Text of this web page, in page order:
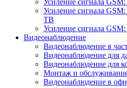
Усиление сигнала
Усиление сигнала
ТВ
Усиление сигнала GSM:
Видеонаблюдение
Видеонаблюдение в
Видеонаблюдение для
Видеонаблюдение для
Монтаж и
Видеонаблюдение в